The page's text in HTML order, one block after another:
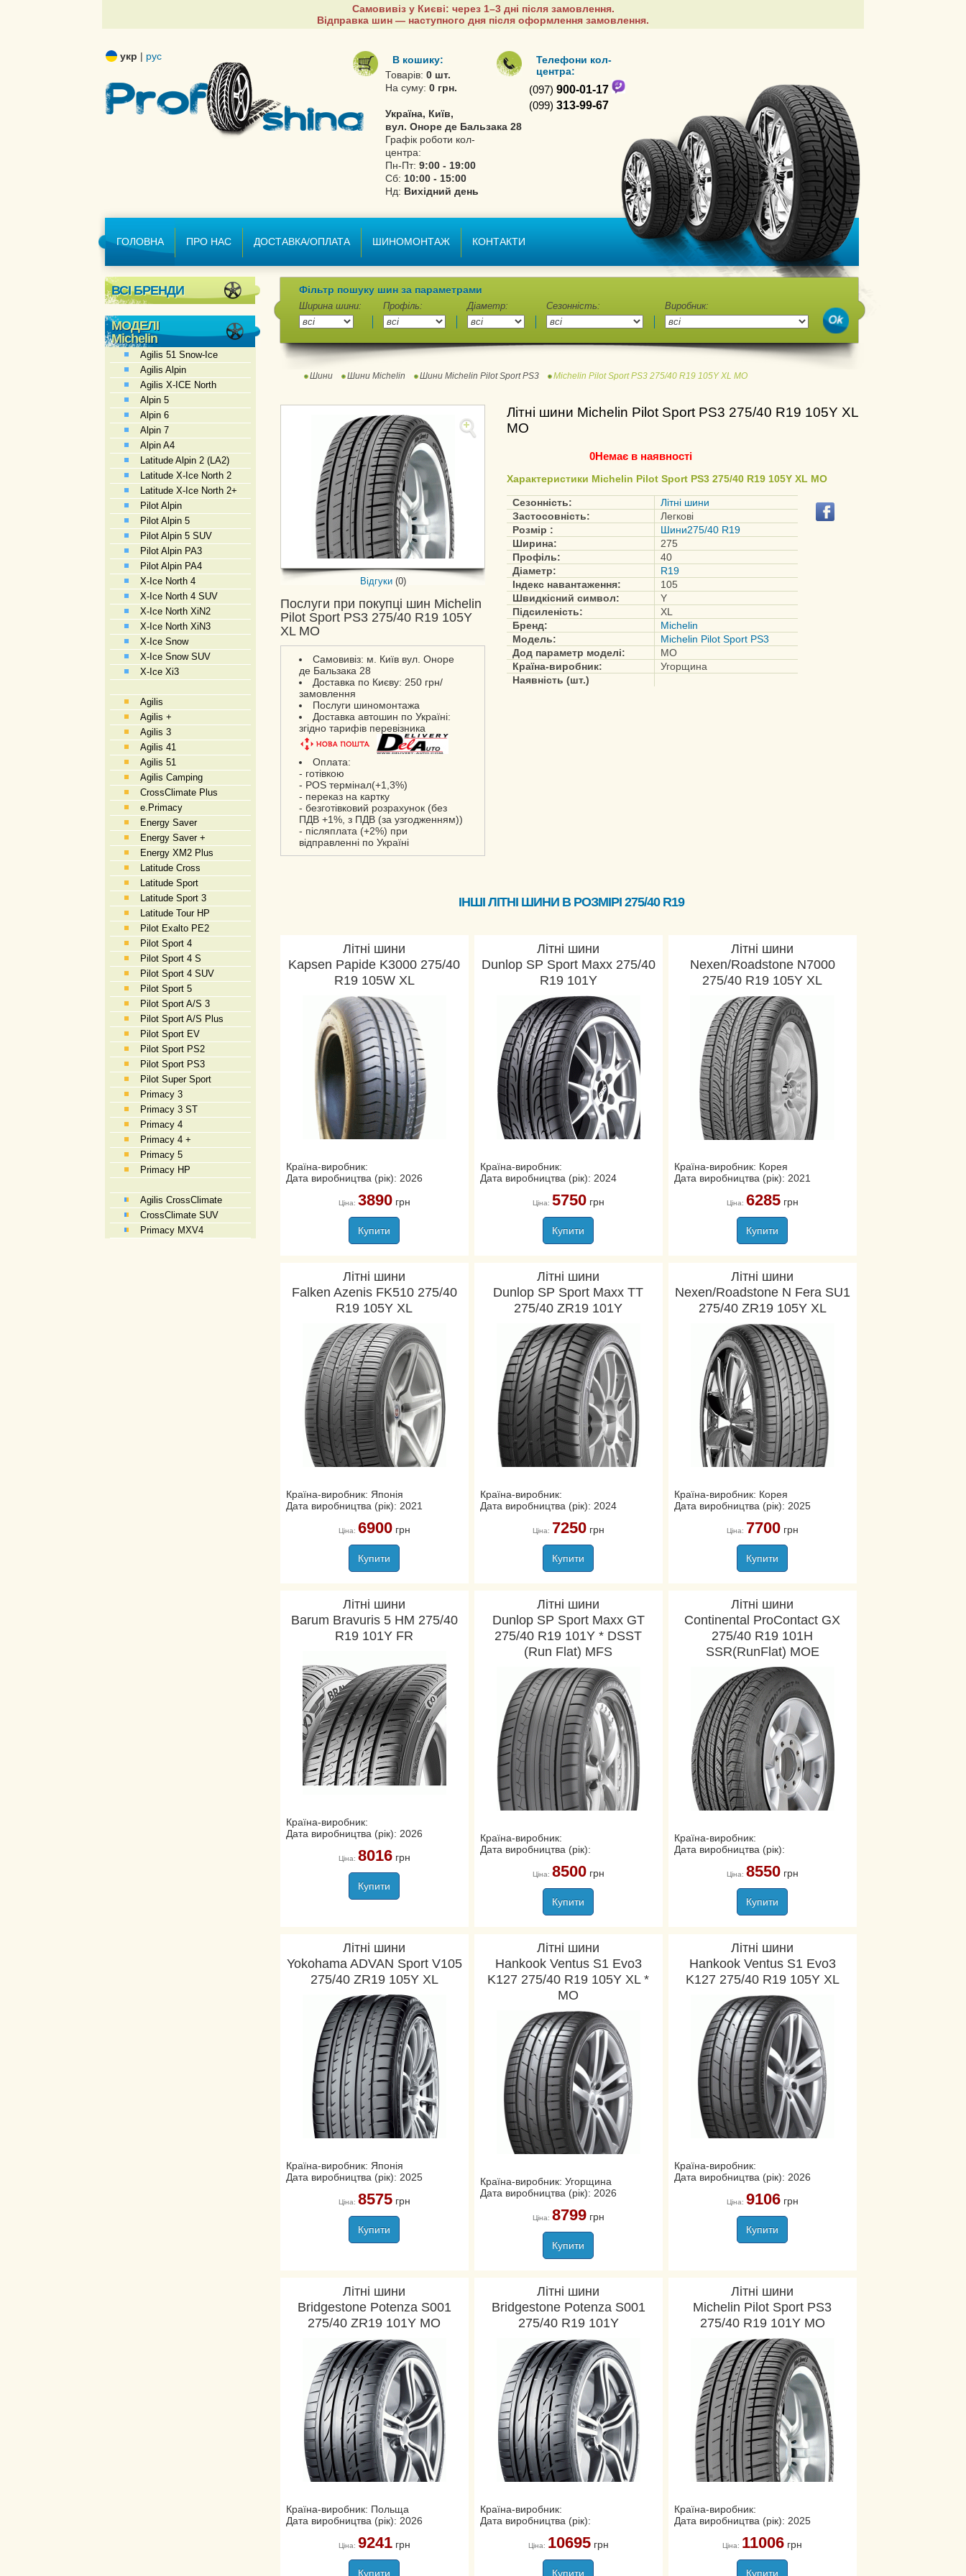
Самовивіз у Києві: через 1–3 дні після замовлення.
Відправка шин — наступного дня після оформлення замовлення.
укр | рус
В кошику:
Товарів: 0 шт.
На суму: 0 грн.
Україна, Київ,
вул. Оноре де Бальзака 28
Графік роботи кол-
центра:
Пн-Пт: 9:00 - 19:00
Сб: 10:00 - 15:00
Нд: Вихідний день
Телефони кол-
центра:
(097) 900-01-17
(099) 313-99-67
ГОЛОВНА ПРО НАС ДОСТАВКА/ОПЛАТА ШИНОМОНТАЖ КОНТАКТИ
ВСІ БРЕНДИ
МОДЕЛІ
Michelin
Agilis 51 Snow-Ice
Agilis Alpin
Agilis X-ICE North
Alpin 5
Alpin 6
Alpin 7
Alpin A4
Latitude Alpin 2 (LA2)
Latitude X-Ice North 2
Latitude X-Ice North 2+
Pilot Alpin
Pilot Alpin 5
Pilot Alpin 5 SUV
Pilot Alpin PA3
Pilot Alpin PA4
X-Ice North 4
X-Ice North 4 SUV
X-Ice North XiN2
X-Ice North XiN3
X-Ice Snow
X-Ice Snow SUV
X-Ice Xi3
Agilis
Agilis +
Agilis 3
Agilis 41
Agilis 51
Agilis Camping
CrossClimate Plus
e.Primacy
Energy Saver
Energy Saver +
Energy XM2 Plus
Latitude Cross
Latitude Sport
Latitude Sport 3
Latitude Tour HP
Pilot Exalto PE2
Pilot Sport 4
Pilot Sport 4 S
Pilot Sport 4 SUV
Pilot Sport 5
Pilot Sport A/S 3
Pilot Sport A/S Plus
Pilot Sport EV
Pilot Sport PS2
Pilot Sport PS3
Pilot Super Sport
Primacy 3
Primacy 3 ST
Primacy 4
Primacy 4 +
Primacy 5
Primacy HP
Agilis CrossClimate
CrossClimate SUV
Primacy MXV4
Фільтр пошуку шин за параметрами
Ширина шини: Профіль: Діаметр: Сезонність: Виробник:
Шини Шини Michelin Шини Michelin Pilot Sport PS3 Michelin Pilot Sport PS3 275/40 R19 105Y XL MO
Відгуки(0)
Послуги при покупці шин Michelin
Pilot Sport PS3 275/40 R19 105Y
XL MO
Самовивіз: м. Київ вул. Оноре
де Бальзака 28
Доставка по Києву: 250 грн/
замовлення
Послуги шиномонтажа
Доставка автошин по Україні:
згідно тарифів перевізника
Оплата:
- готівкою
- POS термінал(+1,3%)
- переказ на картку
- безготівковий розрахунок (без
ПДВ +1%, з ПДВ (за узгодженням))
- післяплата (+2%) при
відправленні по Україні
Літні шини Michelin Pilot Sport PS3 275/40 R19 105Y XL
MO
0Немає в наявності
Характеристики Michelin Pilot Sport PS3 275/40 R19 105Y XL MO
Сезонність:
Літні шини
Застосовність:
Легкові
Розмір :
Шини275/40 R19
Ширина:
275
Профіль:
40
Діаметр:
R19
Індекс навантаження:
105
Швидкісний символ:
Y
Підсиленість:
XL
Бренд:
Michelin
Модель:
Michelin Pilot Sport PS3
Дод параметр моделі:
MO
Країна-виробник:
Угорщина
Наявність (шт.)
ІНШІ ЛІТНІ ШИНИ В РОЗМІРІ 275/40 R19
Літні шини
Kapsen Papide K3000 275/40
R19 105W XL
Країна-виробник:
Дата виробництва (рік): 2026
Ціна: 3890грн
Купити
Літні шини
Dunlop SP Sport Maxx 275/40
R19 101Y
Країна-виробник:
Дата виробництва (рік): 2024
Ціна: 5750грн
Купити
Літні шини
Nexen/Roadstone N7000
275/40 R19 105Y XL
Країна-виробник: Корея
Дата виробництва (рік): 2021
Ціна: 6285грн
Купити
Літні шини
Falken Azenis FK510 275/40
R19 105Y XL
Країна-виробник: Японія
Дата виробництва (рік): 2021
Ціна: 6900грн
Купити
Літні шини
Dunlop SP Sport Maxx TT
275/40 ZR19 101Y
Країна-виробник:
Дата виробництва (рік): 2024
Ціна: 7250грн
Купити
Літні шини
Nexen/Roadstone N Fera SU1
275/40 ZR19 105Y XL
Країна-виробник: Корея
Дата виробництва (рік): 2025
Ціна: 7700грн
Купити
Літні шини
Barum Bravuris 5 HM 275/40
R19 101Y FR
Країна-виробник:
Дата виробництва (рік): 2026
Ціна: 8016грн
Купити
Літні шини
Dunlop SP Sport Maxx GT
275/40 R19 101Y * DSST
(Run Flat) MFS
Країна-виробник:
Дата виробництва (рік):
Ціна: 8500грн
Купити
Літні шини
Continental ProContact GX
275/40 R19 101H
SSR(RunFlat) MOE
Країна-виробник:
Дата виробництва (рік):
Ціна: 8550грн
Купити
Літні шини
Yokohama ADVAN Sport V105
275/40 ZR19 105Y XL
Країна-виробник: Японія
Дата виробництва (рік): 2025
Ціна: 8575грн
Купити
Літні шини
Hankook Ventus S1 Evo3
K127 275/40 R19 105Y XL *
MO
Країна-виробник: Угорщина
Дата виробництва (рік): 2026
Ціна: 8799грн
Купити
Літні шини
Hankook Ventus S1 Evo3
K127 275/40 R19 105Y XL
Країна-виробник:
Дата виробництва (рік): 2026
Ціна: 9106грн
Купити
Літні шини
Bridgestone Potenza S001
275/40 ZR19 101Y MO
Країна-виробник: Польща
Дата виробництва (рік): 2026
Ціна: 9241грн
Купити
Літні шини
Bridgestone Potenza S001
275/40 R19 101Y
Країна-виробник:
Дата виробництва (рік):
Ціна: 10695грн
Купити
Літні шини
Michelin Pilot Sport PS3
275/40 R19 101Y MO
Країна-виробник:
Дата виробництва (рік): 2025
Ціна: 11006грн
Купити